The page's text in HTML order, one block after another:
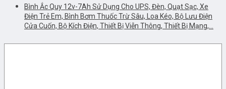
Bình Ắc Quy 12v-7Ah Sử Dụng Cho UPS, Đèn, Quạt Sạc, Xe
Điện Trẻ Em, Bình Bơm Thuốc Trừ Sâu, Loa Kéo, Bộ Lưu Điện
Cửa Cuốn, Bộ Kích Điện, Thiết Bị Viễn Thông, Thiết Bị Mạng,…